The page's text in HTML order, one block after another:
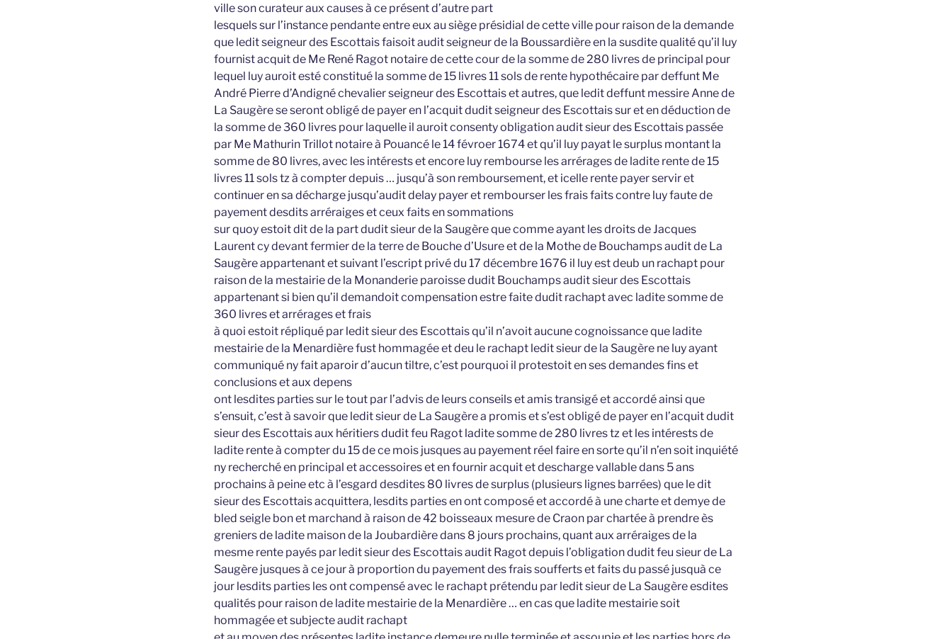
ville son curateur aux causes à ce présent d’autre part
lesquels sur l’instance pendante entre eux au siège présidial de cette ville pour raison de la demande
que ledit seigneur des Escottais faisoit audit seigneur de la Boussardière en la susdite qualité qu’il luy
fournist acquit de Me René Ragot notaire de cette cour de la somme de 280 livres de principal pour
lequel luy auroit esté constitué la somme de 15 livres 11 sols de rente hypothécaire par deffunt Me
André Pierre d’Andigné chevalier seigneur des Escottais et autres, que ledit deffunt messire Anne de
La Saugère se seront obligé de payer en l’acquit dudit seigneur des Escottais sur et en déduction de
la somme de 360 livres pour laquelle il auroit consenty obligation audit sieur des Escottais passée
par Me Mathurin Trillot notaire à Pouancé le 14 févroer 1674 et qu’il luy payat le surplus montant la
somme de 80 livres, avec les intérests et encore luy rembourse les arrérages de ladite rente de 15
livres 11 sols tz à compter depuis … jusqu’à son remboursement, et icelle rente payer servir et
continuer en sa décharge jusqu’audit delay payer et rembourser les frais faits contre luy faute de
payement desdits arréraiges et ceux faits en sommations
sur quoy estoit dit de la part dudit sieur de la Saugère que comme ayant les droits de Jacques
Laurent cy devant fermier de la terre de Bouche d’Usure et de la Mothe de Bouchamps audit de La
Saugère appartenant et suivant l’escript privé du 17 décembre 1676 il luy est deub un rachapt pour
raison de la mestairie de la Monanderie paroisse dudit Bouchamps audit sieur des Escottais
appartenant si bien qu’il demandoit compensation estre faite dudit rachapt avec ladite somme de
360 livres et arrérages et frais
à quoi estoit répliqué par ledit sieur des Escottais qu’il n’avoit aucune cognoissance que ladite
mestairie de la Menardière fust hommagée et deu le rachapt ledit sieur de la Saugère ne luy ayant
communiqué ny fait aparoir d’aucun tiltre, c’est pourquoi il protestoit en ses demandes fins et
conclusions et aux depens
ont lesdites parties sur le tout par l’advis de leurs conseils et amis transigé et accordé ainsi que
s’ensuit, c’est à savoir que ledit sieur de La Saugère a promis et s’est obligé de payer en l’acquit dudit
sieur des Escottais aux héritiers dudit feu Ragot ladite somme de 280 livres tz et les intérests de
ladite rente à compter du 15 de ce mois jusques au payement réel faire en sorte qu’il n’en soit inquiété
ny recherché en principal et accessoires et en fournir acquit et descharge vallable dans 5 ans
prochains à peine etc à l’esgard desdites 80 livres de surplus (plusieurs lignes barrées) que le dit
sieur des Escottais acquittera, lesdits parties en ont composé et accordé à une charte et demye de
bled seigle bon et marchand à raison de 42 boisseaux mesure de Craon par chartée à prendre ès
greniers de ladite maison de la Joubardière dans 8 jours prochains, quant aux arréraiges de la
mesme rente payés par ledit sieur des Escottais audit Ragot depuis l’obligation dudit feu sieur de La
Saugère jusques à ce jour à proportion du payement des frais soufferts et faits du passé jusquà ce
jour lesdits parties les ont compensé avec le rachapt prétendu par ledit sieur de La Saugère esdites
qualités pour raison de ladite mestairie de la Menardière … en cas que ladite mestairie soit
hommagée et subjecte audit rachapt